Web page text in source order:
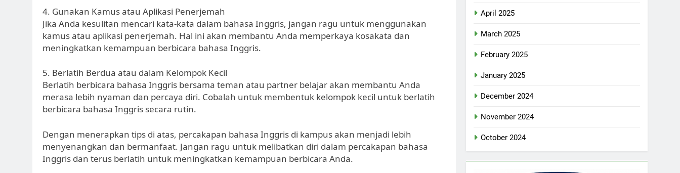
4. Gunakan Kamus atau Aplikasi Penerjemah
Jika Anda kesulitan mencari kata-kata dalam bahasa Inggris, jangan ragu untuk menggunakan
kamus atau aplikasi penerjemah. Hal ini akan membantu Anda memperkaya kosakata dan
meningkatkan kemampuan berbicara bahasa Inggris.
5. Berlatih Berdua atau dalam Kelompok Kecil
Berlatih berbicara bahasa Inggris bersama teman atau partner belajar akan membantu Anda
merasa lebih nyaman dan percaya diri. Cobalah untuk membentuk kelompok kecil untuk berlatih
berbicara bahasa Inggris secara rutin.
Dengan menerapkan tips di atas, percakapan bahasa Inggris di kampus akan menjadi lebih
menyenangkan dan bermanfaat. Jangan ragu untuk melibatkan diri dalam percakapan bahasa
Inggris dan terus berlatih untuk meningkatkan kemampuan berbicara Anda.
April 2025
March 2025
February 2025
January 2025
December 2024
November 2024
October 2024